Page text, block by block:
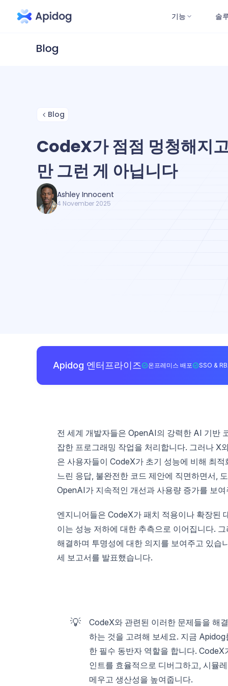
기능 솔
Blog
CodeX가 점점 멍청해지
만 그런 게 아닙니다
Ashley Innocent
4 November 2025
Apidog 엔터프라이즈 온프레미스 배포 SSO &
전 세계 개발자들은 OpenAI의 강력한 AI 기반
잡한 프로그래밍 작업을 처리합니다. 그러나 X
은 사용자들이 CodeX가 초기 성능에 비해 최
느린 응답, 불완전한 코드 제안에 직면하면서,
OpenAI가 지속적인 개선과 사용량 증가를 보
엔지니어들은 CodeX가 패치 적용이나 확장된
이는 성능 저하에 대한 추측으로 이어집니다.
해결하며 투명성에 대한 의지를 보여주고 있습
세 보고서를 발표했습니다.
💡
CodeX와 관련된 이러한 문제들을 해
하는 것을 고려해 보세요. 지금
한 필수 동반자 역할을 합니다.
인트를 효율적으로 디버그하고, 시뮬
메우고 생산성을 높여줍니다.